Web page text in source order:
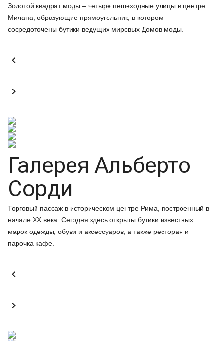
Золотой квадрат моды – четыре пешеходные улицы в центре
Милана, образующие прямоугольник, в котором
сосредоточены бутики ведущих мировых Домов моды.


Галерея Альберто
Сорди
Торговый пассаж в историческом центре Рима, построенный в
начале XX века. Сегодня здесь открыты бутики известных
марок одежды, обуви и аксессуаров, а также ресторан и
парочка кафе.

